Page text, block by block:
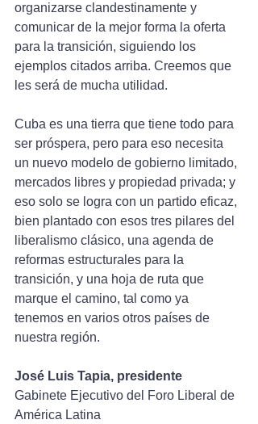
organizarse clandestinamente y
comunicar de la mejor forma la oferta
para la transición, siguiendo los
ejemplos citados arriba. Creemos que
les será de mucha utilidad.
Cuba es una tierra que tiene todo para
ser próspera, pero para eso necesita
un nuevo modelo de gobierno limitado,
mercados libres y propiedad privada; y
eso solo se logra con un partido eficaz,
bien plantado con esos tres pilares del
liberalismo clásico, una agenda de
reformas estructurales para la
transición, y una hoja de ruta que
marque el camino, tal como ya
tenemos en varios otros países de
nuestra región.
José Luis Tapia, presidente
Gabinete Ejecutivo del Foro Liberal de
América Latina